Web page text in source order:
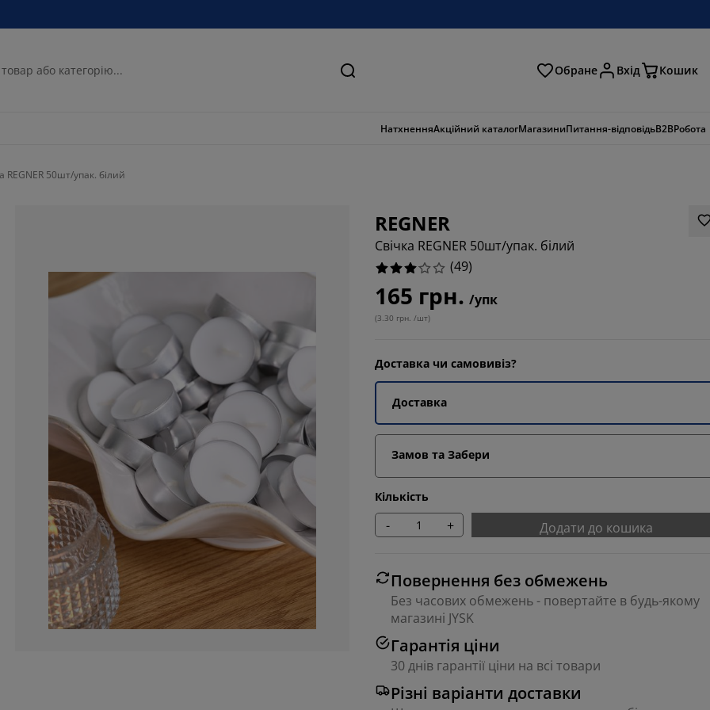
Пошук Обране Вхід Кошик
НатхненняАкційний каталогМагазиниПитання-відповідьB2BРобота
REGNER 50шт/упак. білий
REGNER
Свічка REGNER 50шт/упак. білий
(49)
165 грн. /упк
(3.30 грн. /шт)
Доставка чи самовивіз?
Доставка
Замов та Забери
Кількість
- + Додати до кошика
Повернення без обмежень
Без часових обмежень - повертайте в будь-якому
магазині JYSK
Гарантія ціни
30 днів гарантії ціни на всі товари
Різні варіанти доставки
42.857142857142854%
6.122448979591836%
6.122448979591836%
10.204081632653061%
34.69387755102041%